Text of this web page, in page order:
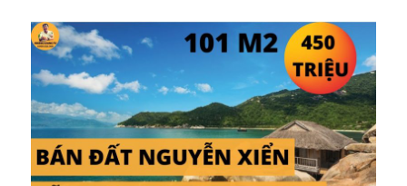
THỔ
CƯ
mua
HOANGGIANG
TV